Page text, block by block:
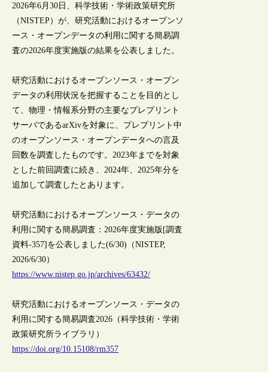
2026年6月30日、科学技術・学術政策研究所
（NISTEP）が、研究活動におけるオープンソ
ース・オープンデータの利用に関する簡易調
査の2026年度実施版の結果を公表しました。
研究活動におけるオープンソース・オープン
データの利用状況を把握することを目的とし
て、物理・情報系分野の主要なプレプリント
サーバであるarXivを対象に、プレプリント中
のオープンソース・オープンデータへの言及
回数を調査したものです。2023年までを対象
とした前回調査に続き、2024年、2025年分を
追加して調査したとあります。
研究活動におけるオープンソース・データの
利用に関する簡易調査：2026年度実施版[調査
資料-357]を公表しました(6/30)（NISTEP,
2026/6/30）
https://www.nistep.go.jp/archives/63432/
研究活動におけるオープンソース・データの
利⽤に関する簡易調査2026（科学技術・学術
政策研究所ライブラリ）
https://doi.org/10.15108/rm357